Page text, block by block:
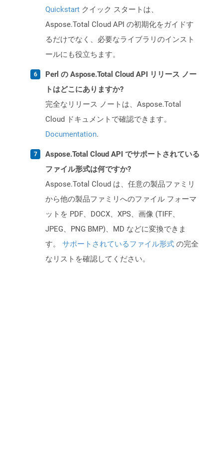
Quickstart クイック スタートは、
Aspose.Total Cloud API の初期化をガイドす
るだけでなく、必要なライブラリのインスト
ールにも役立ちます。
Perl の Aspose.Total Cloud API リリース ノー
トはどこにありますか?
完全なリリース ノートは、Aspose.Total
Cloud ドキュメントで確認できます。
Documentation.
Aspose.Total Cloud API でサポートされている
ファイル形式は何ですか?
Aspose.Total Cloud は、任意の製品ファミリ
から他の製品ファミリへのファイル フォーマ
ットを PDF、DOCX、XPS、画像 (TIFF、
JPEG、PNG BMP)、MD などに変換できま
す。 サポートされているファイル形式 の完全
なリストを確認してください。